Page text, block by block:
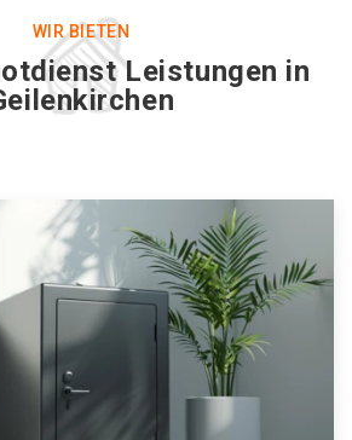
WIR BIETEN
Leistungen in